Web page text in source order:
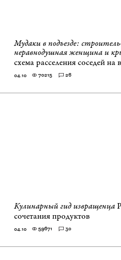
Мудаки в подъезде:
неравнодушная женщина и
схема расселения соседей на
04.10 70215 26
Кулинарный гид извращенца
сочетания продуктов
04.10 59671 30